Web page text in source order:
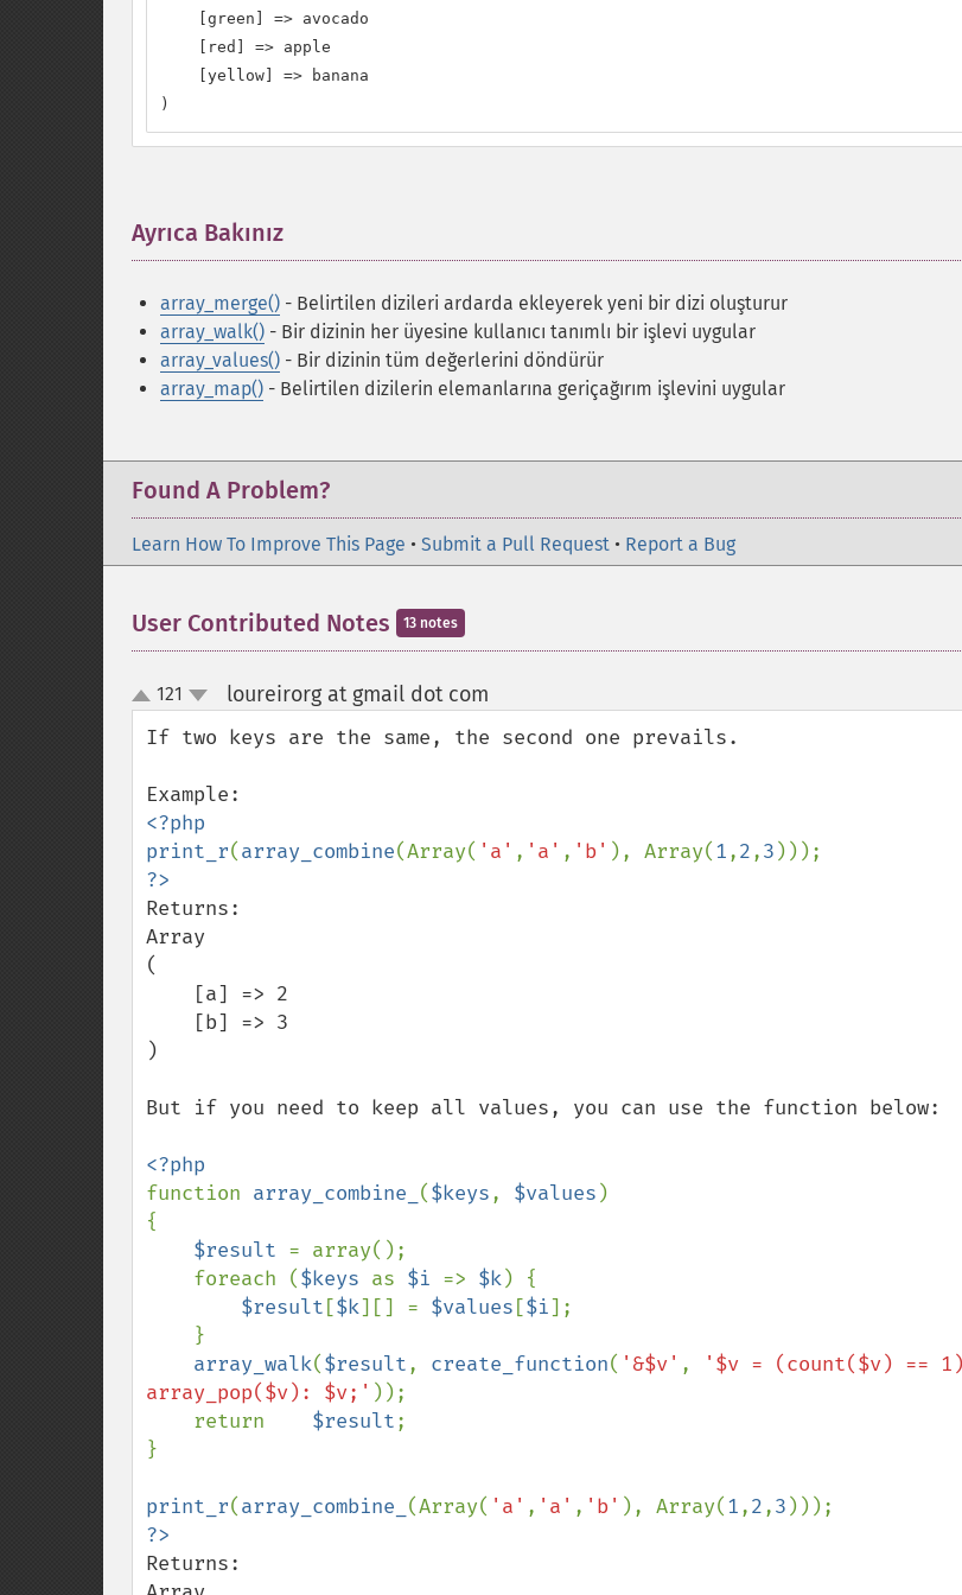
    [green] => avocado
    [red] => apple
    [yellow] => banana
)
Ayrıca Bakınız
array_merge() - Belirtilen dizileri ardarda ekleyerek yeni bir dizi oluşturur
array_walk() - Bir dizinin her üyesine kullanıcı tanımlı bir işlevi uygular
array_values() - Bir dizinin tüm değerlerini döndürür
array_map() - Belirtilen dizilerin elemanlarına geriçağırım işlevini uygular
Found A Problem?
Learn How To Improve This Page • Submit a Pull Request • Report a Bug
User Contributed Notes 13 notes
up
down
121 loureirorg at gmail dot com
If two keys are the same, the second one prevails.
<?php
print_r(array_combine(Array( 'a' , 'a' , 'b' ), Array(1,2,3
Returns:
Array
(
)
But if you need to keep all values, you can use the function below:
function array_combine_ ($keys, $values )
{
$result = array();
    foreach (
$keys as $i => $k) {
$result [$k][] = $values [$i];
array_walk($result, create_function( '&$v' ,
'$v = (count($v) ==
array_pop($v): $v;' ));
    return
$result;
}
print_r(array_combine_ (Array( 'a' , 'a' , 'b' ), Array(1,2,3
Returns: